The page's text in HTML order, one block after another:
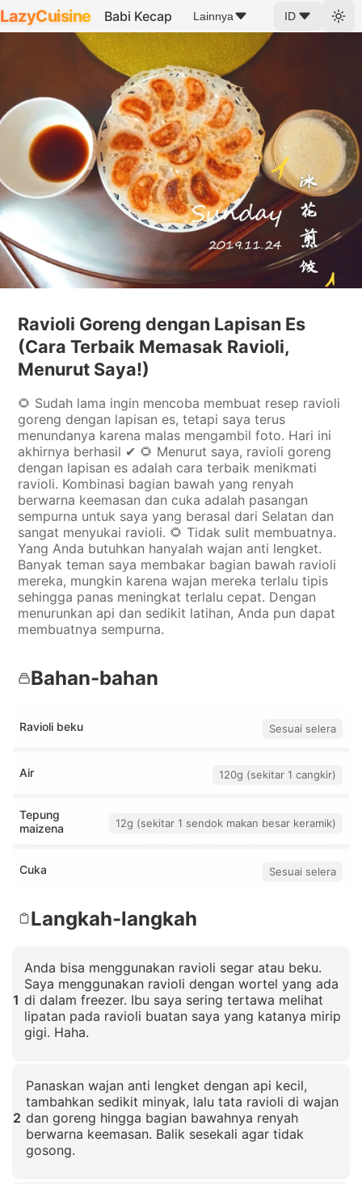
LazyCuisine Babi Kecap Lainnya ID
Ravioli Goreng dengan Lapisan Es
(Cara Terbaik Memasak Ravioli,
Menurut Saya!)
🌻 Sudah lama ingin mencoba membuat resep ravioli
goreng dengan lapisan es, tetapi saya terus
menundanya karena malas mengambil foto. Hari ini
akhirnya berhasil ✔ 🌻 Menurut saya, ravioli goreng
dengan lapisan es adalah cara terbaik menikmati
ravioli. Kombinasi bagian bawah yang renyah
berwarna keemasan dan cuka adalah pasangan
sempurna untuk saya yang berasal dari Selatan dan
sangat menyukai ravioli. 🌻 Tidak sulit membuatnya.
Yang Anda butuhkan hanyalah wajan anti lengket.
Banyak teman saya membakar bagian bawah ravioli
mereka, mungkin karena wajan mereka terlalu tipis
sehingga panas meningkat terlalu cepat. Dengan
menurunkan api dan sedikit latihan, Anda pun dapat
membuatnya sempurna.
Bahan-bahan
Ravioli beku Sesuai selera
Air 120g (sekitar 1 cangkir)
Tepung
maizena
12g (sekitar 1 sendok makan besar keramik)
Cuka Sesuai selera
Langkah-langkah
1
Anda bisa menggunakan ravioli segar atau beku.
Saya menggunakan ravioli dengan wortel yang ada
di dalam freezer. Ibu saya sering tertawa melihat
lipatan pada ravioli buatan saya yang katanya mirip
gigi. Haha.
2
Panaskan wajan anti lengket dengan api kecil,
tambahkan sedikit minyak, lalu tata ravioli di wajan
dan goreng hingga bagian bawahnya renyah
berwarna keemasan. Balik sesekali agar tidak
gosong.